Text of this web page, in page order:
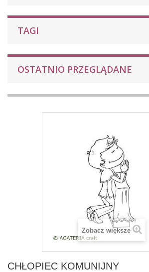
TAGI
OSTATNIO PRZEGLĄDANE
Zobacz większe
CHŁOPIEC KOMUNIJNY